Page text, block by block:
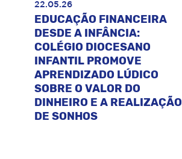
22.05.26
EDUCAÇÃO FINANCEIRA
DESDE A INFÂNCIA:
COLÉGIO DIOCESANO
INFANTIL PROMOVE
APRENDIZADO LÚDICO
SOBRE O VALOR DO
DINHEIRO E A REALIZAÇÃO
DE SONHOS